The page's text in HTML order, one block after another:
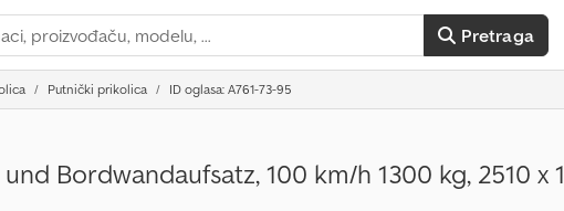
Pretraga
Putnički prikolica ID oglasa: A761-73-95
und Bordwandaufsatz, 100 km/h 1300 kg, 2510 x